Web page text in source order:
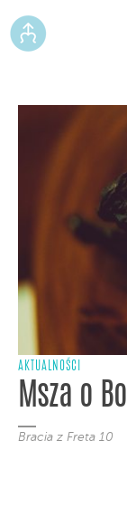
AKTUALNOŚCI
Msza o
Bracia z Freta 10